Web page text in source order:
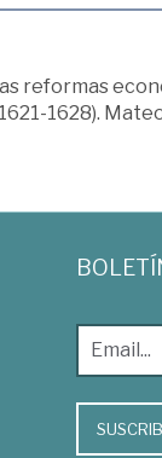
reformas
1628).